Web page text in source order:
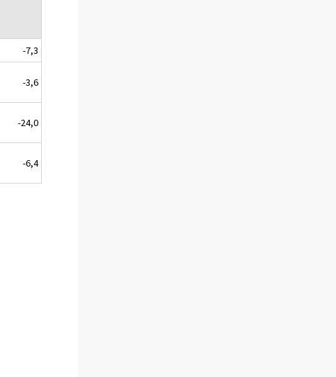
-7,3
-3,6
-24,0
-6,4